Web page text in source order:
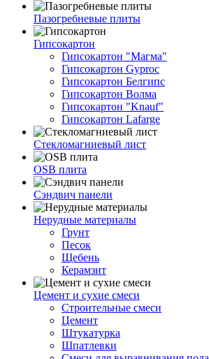
Пазогребневые плиты
Гипсокартон
Гипсокартон "Магма"
Гипсокартон Gyproc
Гипсокартон Белгипс
Гипсокартон Волма
Гипсокартон "Knauf"
Гипсокартон Lafarge
Стекломагниевый лист
OSB плита
Сэндвич панели
Нерудные материалы
Грунт
Песок
Щебень
Керамзит
Цемент и сухие смеси
Строительные смеси
Цемент
Штукатурка
Шпатлевки